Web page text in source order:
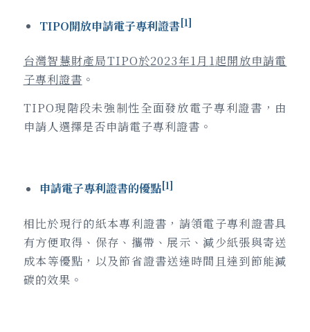
TIPO開放申請電子專利證書[1]
台灣智慧財產局TIPO於2023年1月 1起開放申請電
子專利證書 。
TIPO現階段未強制性全面發放電子專利證書，由
申請人選擇是否申請電子專利證書。
申請電子專利證書的優點[1]
相比於現行的紙本專利證書，請領電子專利證書具
有方便取得、保存、攜帶、展示、減少紙張與寄送
成本等優點，以及節省證書送達時間且達到節能減
碳的效果。